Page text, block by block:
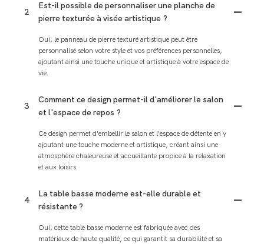
2
Est-il possible de personnaliser une planche de
pierre texturée à visée artistique ?
Oui, le panneau de pierre texturé artistique peut être
personnalisé selon votre style et vos préférences personnelles,
ajoutant ainsi une touche unique et artistique à votre espace de
vie.
3
Comment ce design permet-il d'améliorer le salon
et l'espace de repos ?
Ce design permet d'embellir le salon et l'espace de détente en y
ajoutant une touche moderne et artistique, créant ainsi une
atmosphère chaleureuse et accueillante propice à la relaxation
et aux loisirs.
4
La table basse moderne est-elle durable et
résistante ?
Oui, cette table basse moderne est fabriquée avec des
matériaux de haute qualité, ce qui garantit sa durabilité et sa